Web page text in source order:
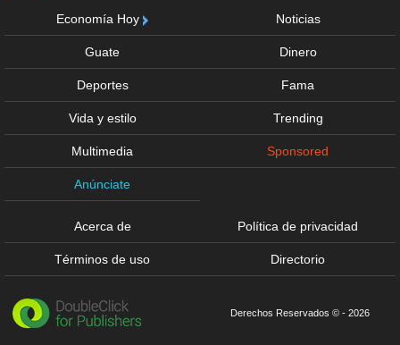
Economía Hoy Noticias
Guate Dinero
Deportes Fama
Vida y estilo Trending
Multimedia Sponsored
Anúnciate
Acerca de Política de privacidad
Términos de uso Directorio
Derechos Reservados © - 2026